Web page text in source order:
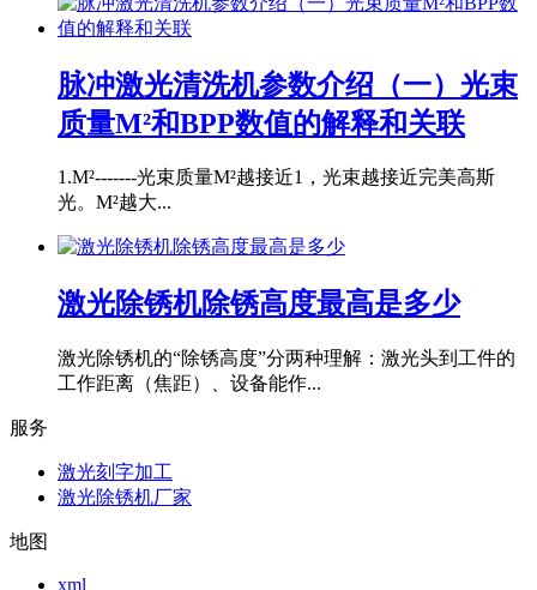
脉冲激光清洗机参数介绍（一）光束
质量M²和BPP数值的解释和关联
1.M²-------光束质量M²越接近1，光束越接近完美高斯
光。M²越大...
激光除锈机除锈高度最高是多少
激光除锈机的“除锈高度”分两种理解：激光头到工件的
工作距离（焦距）、设备能作...
服务
激光刻字加工
激光除锈机厂家
地图
xml